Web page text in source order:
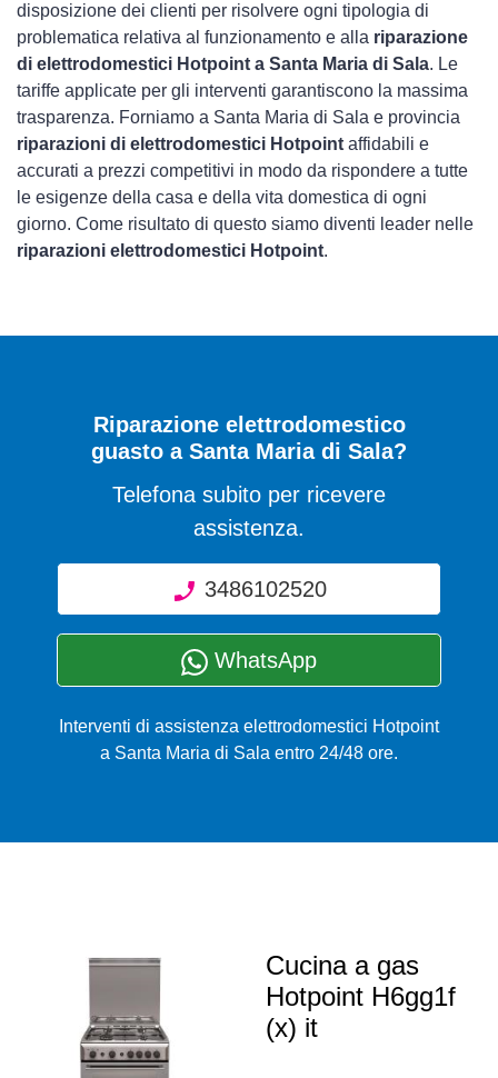
disposizione dei clienti per risolvere ogni tipologia di
problematica relativa al funzionamento e alla riparazione
di elettrodomestici Hotpoint a Santa Maria di Sala. Le
tariffe applicate per gli interventi garantiscono la massima
trasparenza. Forniamo a Santa Maria di Sala e provincia
riparazioni di elettrodomestici Hotpoint affidabili e
accurati a prezzi competitivi in modo da rispondere a tutte
le esigenze della casa e della vita domestica di ogni
giorno. Come risultato di questo siamo diventi leader nelle
riparazioni elettrodomestici Hotpoint.
Riparazione elettrodomestico
guasto a Santa Maria di Sala?
Telefona subito per ricevere
assistenza.
3486102520
WhatsApp
Interventi di assistenza elettrodomestici Hotpoint
a Santa Maria di Sala entro 24/48 ore.
Cucina a gas
Hotpoint H6gg1f
(x) it